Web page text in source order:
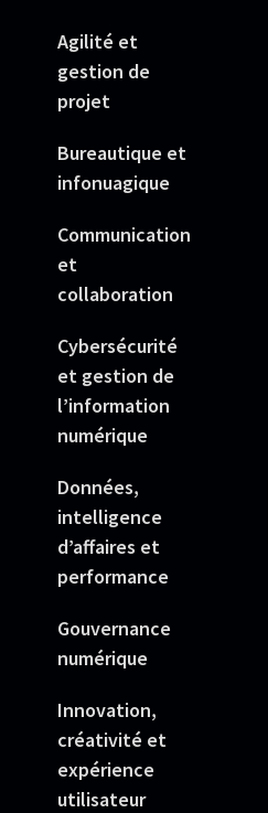
Agilité et
gestion de
projet
Bureautique et
infonuagique
Communication
et
collaboration
Cybersécurité
et gestion de
l’information
numérique
Données,
intelligence
d’affaires et
performance
Gouvernance
numérique
Innovation,
créativité et
expérience
utilisateur